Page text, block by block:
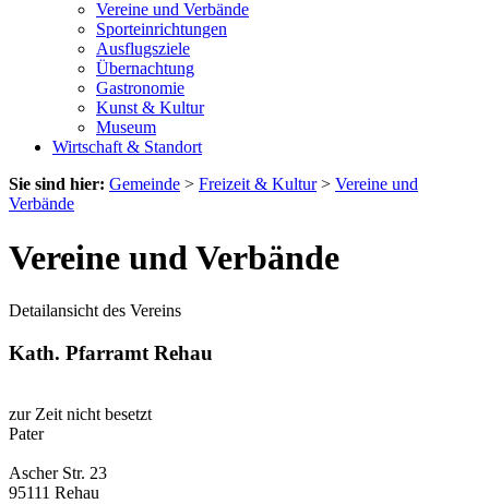
Vereine und Verbände
Sporteinrichtungen
Ausflugsziele
Übernachtung
Gastronomie
Kunst & Kultur
Museum
Wirtschaft & Standort
Sie sind hier: Gemeinde > Freizeit & Kultur> Vereine und
Verbände
Vereine und Verbände
Detailansicht des Vereins
Kath. Pfarramt Rehau
zur Zeit nicht besetzt
Pater
Ascher Str. 23
95111 Rehau